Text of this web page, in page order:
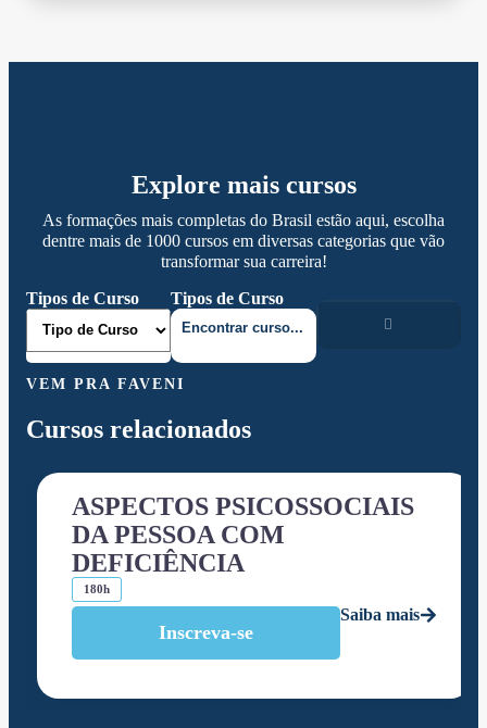
Explore mais cursos
As formações mais completas do Brasil estão aqui, escolha
dentre mais de 1000 cursos em diversas categorias que vão
transformar sua carreira!
Tipos de Curso
Tipos de Curso
VEM PRA FAVENI
Cursos relacionados
ASPECTOS PSICOSSOCIAIS
DA PESSOA COM
DEFICIÊNCIA
180h
Inscreva-se
Saiba mais